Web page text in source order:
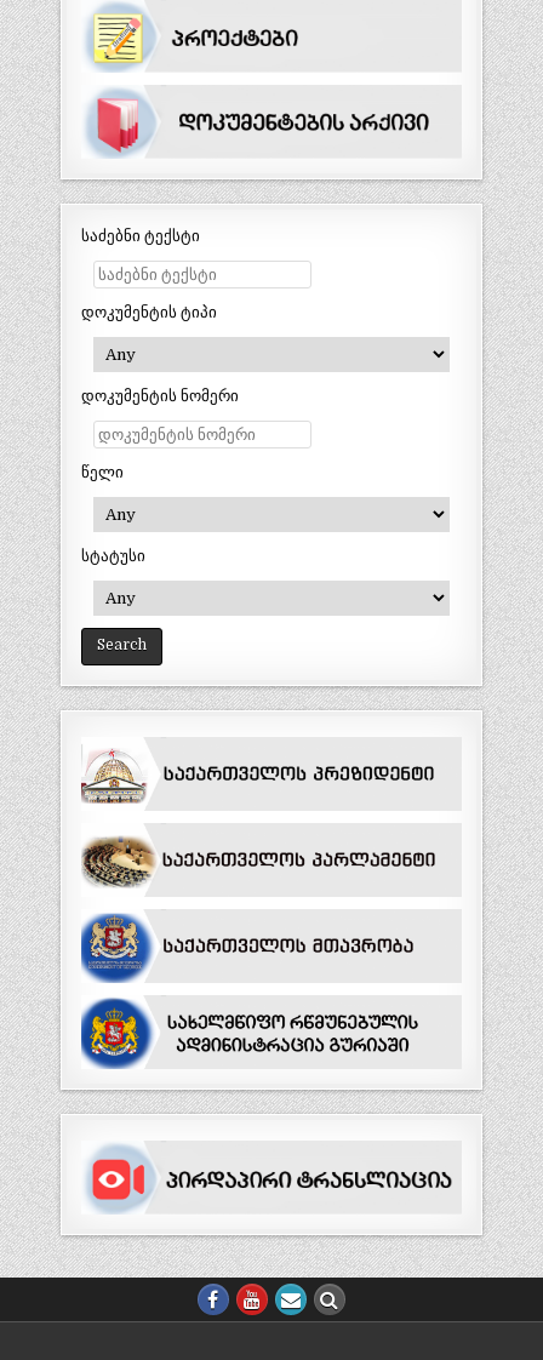
საძებნი ტექსტი
დოკუმენტის ტიპი
დოკუმენტის ნომერი
წელი
სტატუსი